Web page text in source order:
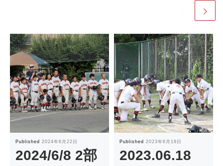
Published 2024年6月22日
2024/6/8 2部
Published 2023年6月18日
2023.06.18